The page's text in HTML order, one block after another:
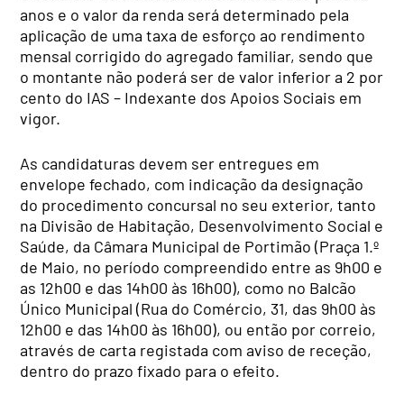
anos e o valor da renda será determinado pela
aplicação de uma taxa de esforço ao rendimento
mensal corrigido do agregado familiar, sendo que
o montante não poderá ser de valor inferior a 2 por
cento do IAS – Indexante dos Apoios Sociais em
vigor.
As candidaturas devem ser entregues em
envelope fechado, com indicação da designação
do procedimento concursal no seu exterior, tanto
na Divisão de Habitação, Desenvolvimento Social e
Saúde, da Câmara Municipal de Portimão (Praça 1.º
de Maio, no período compreendido entre as 9h00 e
as 12h00 e das 14h00 às 16h00), como no Balcão
Único Municipal (Rua do Comércio, 31, das 9h00 às
12h00 e das 14h00 às 16h00), ou então por correio,
através de carta registada com aviso de receção,
dentro do prazo fixado para o efeito.